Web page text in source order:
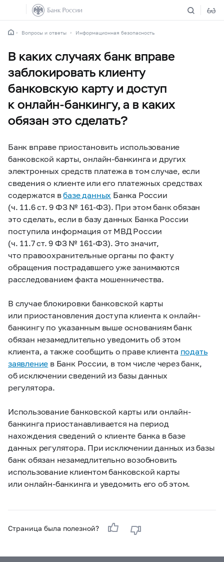
Вопросы и ответы Информационная безопасность
В каких случаях банк вправе
заблокировать клиенту
банковскую карту и доступ
к онлайн-банкингу, а в каких
обязан это сделать?
Банк вправе приостановить использование
банковской карты, онлайн-банкинга и других
электронных средств платежа в том случае, если
сведения о клиенте или его платежных средствах
содержатся вбазе данных Банка России
(ч. 11.6 ст. 9 ФЗ № 161-ФЗ). При этом банк обязан
это сделать, если в базу данных Банка России
поступила информация от МВД России
(ч. 11.7 ст. 9 ФЗ № 161-ФЗ). Это значит,
что правоохранительные органы по факту
обращения пострадавшего уже занимаются
расследованием факта мошенничества.
В случае блокировки банковской карты
или приостановления доступа клиента к онлайн-
банкингу по указанным выше основаниям банк
обязан незамедлительно уведомить об этом
клиента, а также сообщить о праве клиента подать
заявление в Банк России, в том числе через банк,
об исключении сведений из базы данных
регулятора.
Использование банковской карты или онлайн-
банкинга приостанавливается на период
нахождения сведений о клиенте банка в базе
данных регулятора. При исключении данных из базы
банк обязан незамедлительно возобновить
использование клиентом банковской карты
или онлайн-банкинга и уведомить его об этом.
Страница была полезной?